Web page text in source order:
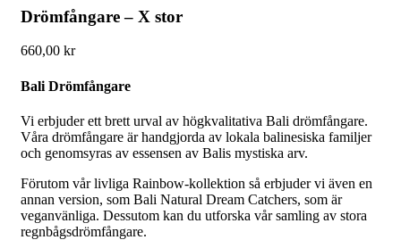
Drömfångare – X stor
660,00 kr
Bali Drömfångare
Vi erbjuder ett brett urval av högkvalitativa Bali drömfångare.
Våra drömfångare är handgjorda av lokala balinesiska familjer
och genomsyras av essensen av Balis mystiska arv.
Förutom vår livliga Rainbow-kollektion så erbjuder vi även en
annan version, som Bali Natural Dream Catchers, som är
veganvänliga. Dessutom kan du utforska vår samling av stora
regnbågsdrömfångare.